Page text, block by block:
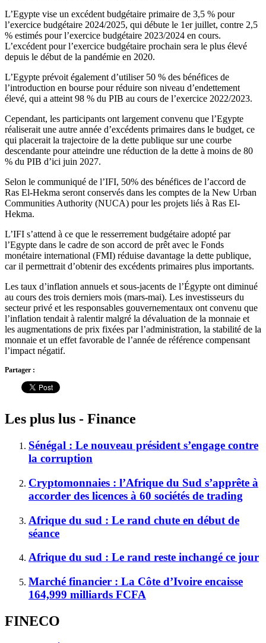
L’Egypte vise un excédent budgétaire primaire de 3,5 % pour
l’exercice budgétaire 2024/2025, qui débute le 1er juillet, contre 2,5
% estimés pour l’exercice budgétaire 2023/2024 en cours.
L’excédent pour l’exercice budgétaire prochain sera le plus élevé
depuis le début de la pandémie en 2020.
L’Egypte prévoit également d’utiliser 50 % des bénéfices de
l’introduction en bourse pour réduire son niveau d’endettement
élevé, qui a atteint 98 % du PIB au cours de l’exercice 2022/2023.
Cependant, les participants ont largement convenu que l’Egypte
réaliserait une autre année d’excédents primaires dans le budget, ce
qui placerait la trajectoire de la dette publique sur une courbe
descendante pour atteindre une réduction de la dette à moins de 80
% du PIB d’ici juin 2027.
Selon le communiqué de l’IFI, 50% des bénéfices de l’accord de
Ras El-Hekma seront conservés dans les comptes de la New Urban
Communities Authority (NUCA) pour les projets liés à Ras El-
Hekma.
L’IFI s’attend à ce que le resserrement budgétaire adopté par
l’Egypte dans le cadre de son accord de prêt avec le Fonds
monétaire international (FMI) réduise davantage la dette publique,
car il permettrait d’obtenir des excédents primaires plus importants.
Les taux d’inflation annuels et sous-jacents de l’Égypte ont diminué
au cours des trois derniers mois (mars-mai). Les investisseurs du
secteur privé et les responsables gouvernementaux ont convenu que
l’inflation tendait à ralentir malgré la dévaluation de la monnaie et
les augmentations de prix fixées par l’administration, la stabilité de la
monnaie et un effet favorable de l’année de référence compensant
l’impact négatif.
Partager :
Les plus lus - Finance
Sénégal : Le nouveau président s’engage contre
la corruption
Cryptomonnaies : l’Afrique du Sud s’apprête à
accorder des licences à 60 sociétés de trading
Afrique du sud : Le rand chute en début de
séance
Afrique du sud : Le rand reste inchangé ce jour
Marché financier : La Côte d’Ivoire encaisse
164,999 milliards FCFA
FINECO